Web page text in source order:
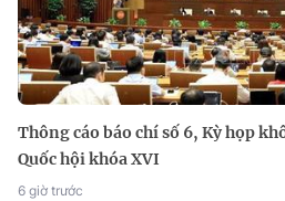
Thông cáo báo chí số 6, Kỳ họp
Quốc hội khóa XVI
6 giờ trước